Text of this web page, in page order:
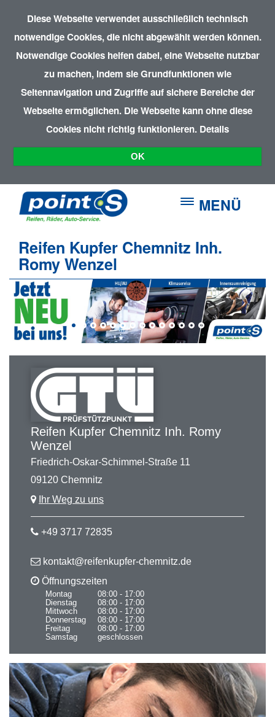
Diese Webseite verwendet ausschließlich technisch
notwendige Cookies, die nicht abgewählt werden können.
Notwendige Cookies helfen dabei, eine Webseite nutzbar
zu machen, indem sie Grundfunktionen wie
Seitennavigation und Zugriffe auf sichere Bereiche der
Webseite ermöglichen. Die Webseite kann ohne diese
Cookies nicht richtig funktionieren. Details
OK
MENÜ
Reifen Kupfer Chemnitz Inh.
Romy Wenzel
Reifen Kupfer Chemnitz Inh. Romy
Wenzel
Friedrich-Oskar-Schimmel-Straße 11
09120 Chemnitz
Ihr Weg zu uns
+49 3717 72835
kontakt@reifenkupfer-chemnitz.de
Öffnungszeiten
Montag
08:00 - 17:00
Dienstag
08:00 - 17:00
Mittwoch
08:00 - 17:00
Donnerstag
08:00 - 17:00
Freitag
08:00 - 17:00
Samstag
geschlossen